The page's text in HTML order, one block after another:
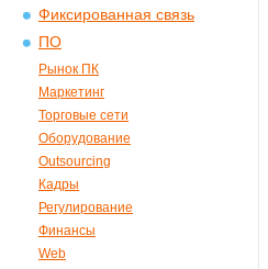
Фиксированная связь
ПО
Рынок ПК
Маркетинг
Торговые сети
Оборудование
Outsourcing
Кадры
Регулирование
Финансы
Web